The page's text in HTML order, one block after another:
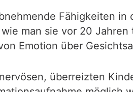
Fähigkeiten in
man sie vor 20 Jahren
Emotion über
überreizten